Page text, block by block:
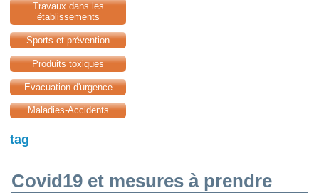
Travaux dans les
établissements
Sports et prévention
Produits toxiques
Evacuation d'urgence
Maladies-Accidents
tag
Covid19 et mesures à prendre